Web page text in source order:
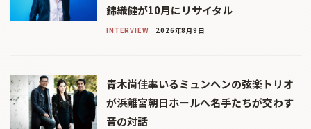
錦織健が10月にリサイタル
INTERVIEW 2026年8月9日
青木尚佳率いるミュンヘンの弦楽トリオ
が浜離宮朝日ホールへ――名手たちが交わす
音の対話